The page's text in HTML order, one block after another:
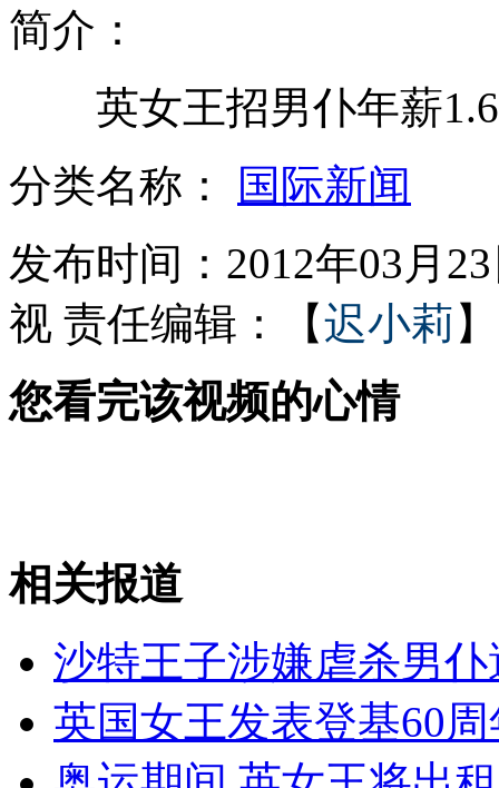
女公务员需检查性病被建议修改
男子仅6秒用绳子打开锁好车门
网店谎称卖狗粮实为贩卖枪支
山西运城恶犬咬伤多人 警民合力深夜将其击毙
女孩北京地铁殴打老人 痛下狠手拳打脚踢
简介：
英女王招男仆年薪1.6
分类名称：
国际新闻
发布时间：2012年03月
视 责任编辑：【迟小莉 】
您看完该视频的心情
相关报道
沙特王子涉嫌虐杀男
英国女王发表登基60